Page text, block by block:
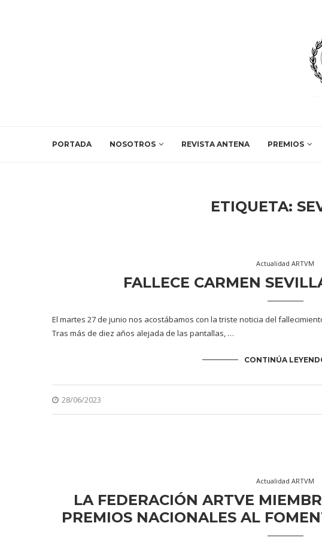
PORTADA NOSOTROS REVISTA ANTENA PREMIOS
ETIQUETA:
Actualidad ARTVM
FALLECE CARMEN
El martes 27 de junio nos acostábamos con la triste noticia del
Tras más de diez años alejada de las pantallas, …
CONTINÚA
28/06/2023
Actualidad ARTVM
LA FEDERACIÓN ARTVE
PREMIOS NACIONALES AL